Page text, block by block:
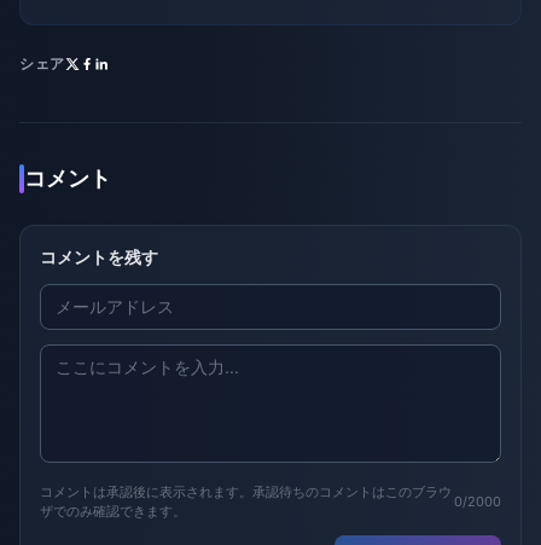
シェア
コメント
コメントを残す
コメントは承認後に表示されます。承認待ちのコメントはこのブラウ
ザでのみ確認できます。
0/2000